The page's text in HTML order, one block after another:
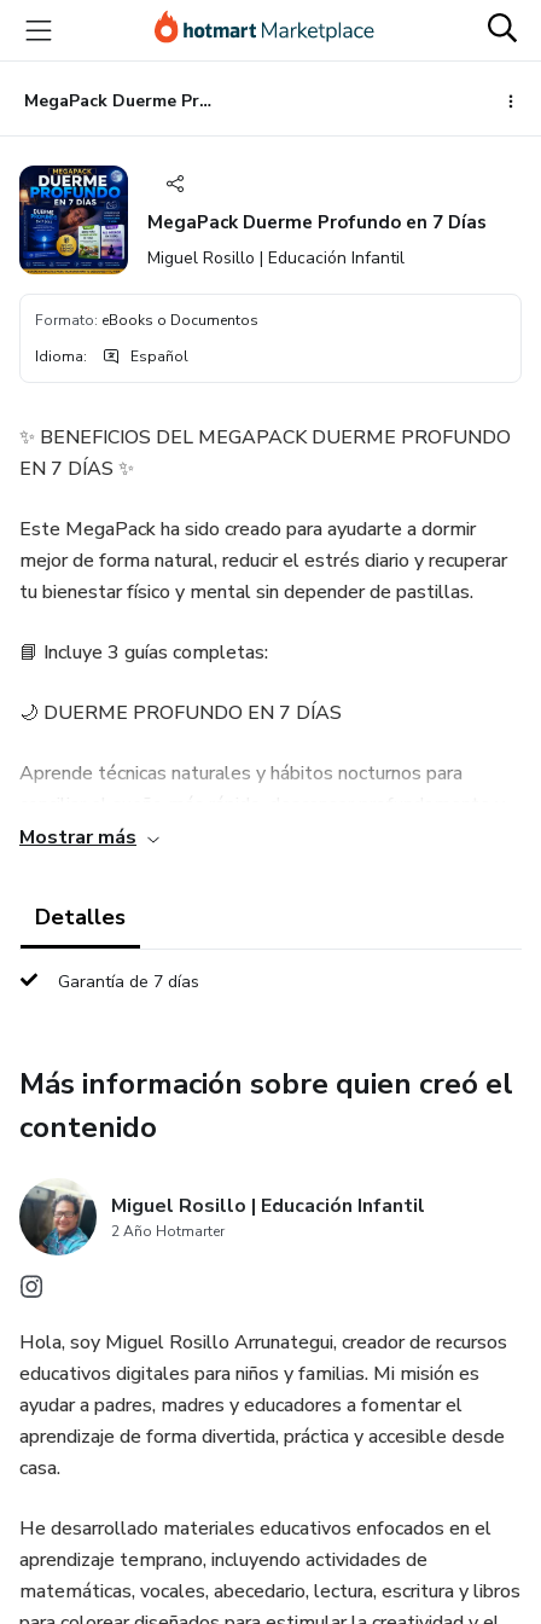
principal
página
de
página
MegaPack Duerme Profundo en 7 Días
MegaPack Duerme Profundo en 7 Días
Miguel Rosillo | Educación Infantil
Formato: eBooks o Documentos
Idioma: Español
✨ BENEFICIOS DEL MEGAPACK DUERME PROFUNDO
EN 7 DÍAS ✨
Este MegaPack ha sido creado para ayudarte a dormir
mejor de forma natural, reducir el estrés diario y recuperar
tu bienestar físico y mental sin depender de pastillas.
📘 Incluye 3 guías completas:
🌙 DUERME PROFUNDO EN 7 DÍAS
Aprende técnicas naturales y hábitos nocturnos para
despertar con más energía y claridad mental.
Descubre alimentos, bebidas e infusiones naturales que
ayudan a relajar el cuerpo, mejorar la calidad del sueño y
🧘 BONUS 2: PAZ INTERIOR EN 7 DÍAS
Ejercicios de relajación, respiración y hábitos mentales para
tranquilidad emocional.
✅ Beneficios del MegaPack:
✔ Reducir estrés y ansiedad
✔ Recuperar energía y concentración
✔ Crear hábitos saludables para dormir mejor
Mostrar más
Detalles
Garantía de 7 días
Más información sobre quien creó el
contenido
Miguel Rosillo | Educación Infantil
2 Año Hotmarter
Hola, soy Miguel Rosillo Arrunategui, creador de recursos
educativos digitales para niños y familias. Mi misión es
ayudar a padres, madres y educadores a fomentar el
aprendizaje de forma divertida, práctica y accesible desde
casa.
He desarrollado materiales educativos enfocados en el
aprendizaje temprano, incluyendo actividades de
matemáticas, vocales, abecedario, lectura, escritura y libros